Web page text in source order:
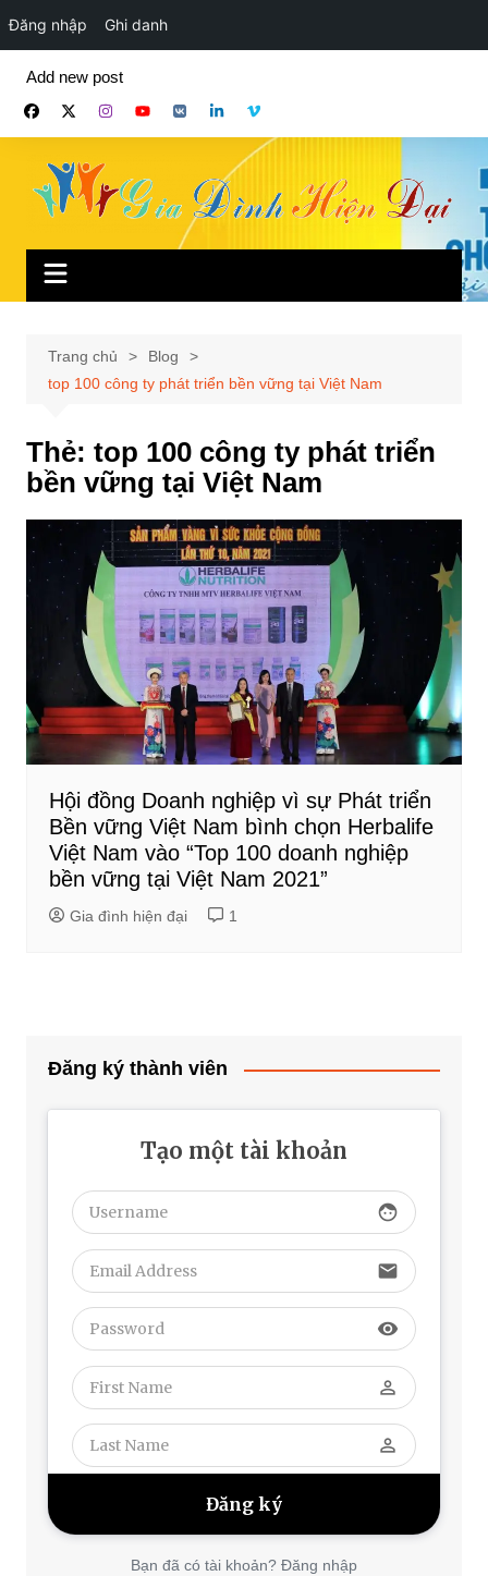
Đăng nhập Ghi danh
phần
Add new post
Trang chủ
Blog
top 100 công ty phát triển bền vững tại Việt Nam
Thẻ: top 100 công ty phát triển
bền vững tại Việt Nam
Hội đồng Doanh nghiệp vì sự Phát triển
Bền vững Việt Nam bình chọn Herbalife
Việt Nam vào “Top 100 doanh nghiệp
bền vững tại Việt Nam 2021”
Gia đình hiện đại 1
Đăng ký thành viên
Tạo một tài khoản
face
email
visibility
perm_identity
perm_identity
Bạn đã có tài khoản? Đăng nhập